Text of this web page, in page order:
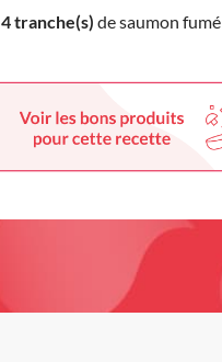
4 tranche(s) de saumon fumé